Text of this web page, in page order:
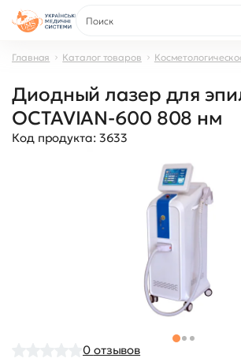
Главная Каталог товаров
Диодный лазер для
OCTAVIAN-600 808 нм
Код продукта: 3633
0 отзывов